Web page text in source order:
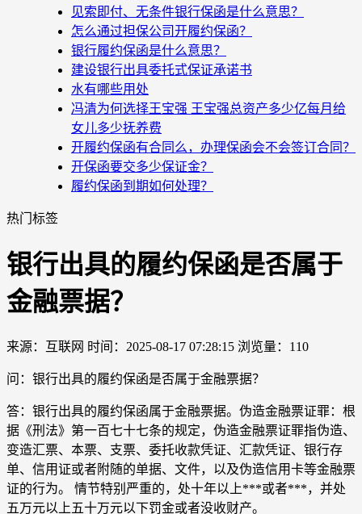
见索即付、无条件银行保函是什么意思？
怎么通过担保公司开履约保函？
银行履约保函是什么意思？
建设银行出具委托式保证承诺书
水有哪些用处
冯清为何选择王宝强 王宝强总资产多少亿每月给
女儿多少抚养费
开履约保函有合同么，办理保函会不会签订合同？
开保函要交多少保证金？
履约保函到期如何处理？
热门标签
银行出具的履约保函是否属于
金融票据？
来源：互联网 时间：2025-08-17 07:28:15 浏览量：110
问：银行出具的履约保函是否属于金融票据？
答：银行出具的履约保函属于金融票据。伪造金融票证罪：根
据《刑法》第一百七十七条的规定，伪造金融票证罪指伪造、
变造汇票、本票、支票、委托收款凭证、汇款凭证、银行存
单、信用证或者附随的单据、文件，以及伪造信用卡等金融票
证的行为。 情节特别严重的，处十年以上***或者***，并处
五万元以上五十万元以下罚金或者没收财产。